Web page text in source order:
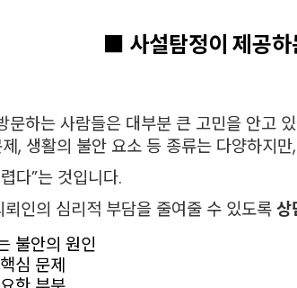
■ 사설탐정이 제공하
문하는 사람들은 대부분 큰 고민을 안고
, 생활의 불안 요소 등 종류는 다양하지
다”는 것입니다.
인의 심리적 부담을 줄여줄 수 있도록상
불안의 원인
심 문제